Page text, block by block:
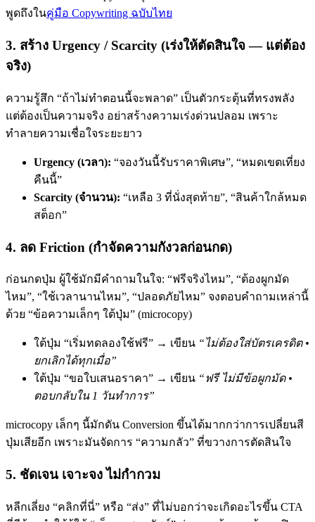
พูดถึงในคู่มือ Copywriting ฉบับไทย
3. สร้าง Urgency / Scarcity (เร่งให้ตัดสินใจ — แต่ต้อง
จริง)
ความรู้สึก “ถ้าไม่ทำตอนนี้จะพลาด” เป็นตัวกระตุ้นที่ทรงพลัง
แต่ต้องเป็นความจริง อย่าสร้างความเร่งด่วนปลอม เพราะ
ทำลายความเชื่อใจระยะยาว
Urgency (เวลา): “จองวันนี้รับราคาพิเศษ”, “หมดเขตเที่ยง
คืนนี้”
Scarcity (จำนวน): “เหลือ 3 ที่นั่งสุดท้าย”, “สินค้าใกล้หมด
สต็อก”
4. ลด Friction (กำจัดความกังวลก่อนกด)
ก่อนกดปุ่ม ผู้ใช้มักมีคำถามในใจ: “ฟรีจริงไหม”, “ต้องผูกมัด
ไหม”, “ใช้เวลานานไหม”, “ปลอดภัยไหม” จงตอบคำถามเหล่านี้
ด้วย “ข้อความเล็กๆ ใต้ปุ่ม” (microcopy)
ใต้ปุ่ม “เริ่มทดลองใช้ฟรี” → เขียน “ไม่ต้องใส่บัตรเครดิต •
ยกเลิกได้ทุกเมื่อ”
ใต้ปุ่ม “ขอใบเสนอราคา” → เขียน “ฟรี ไม่มีข้อผูกมัด •
ตอบกลับใน 1 วันทำการ”
microcopy เล็กๆ นี้มักดัน Conversion ขึ้นได้มากกว่าการเปลี่ยนสี
ปุ่มเสียอีก เพราะมันจัดการ “ความกลัว” ที่ขวางการตัดสินใจ
5. ชัดเจน เจาะจง ไม่กำกวม
หลีกเลี่ยง “คลิกที่นี่” หรือ “ส่ง” ที่ไม่บอกว่าจะเกิดอะไรขึ้น CTA